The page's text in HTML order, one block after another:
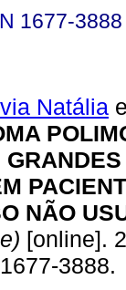
1677-3888
Natália
NÃO
[online].
3888.